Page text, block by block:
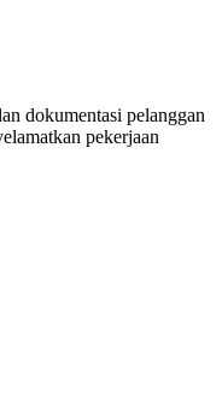
dokumentasi pelanggan
pekerjaan